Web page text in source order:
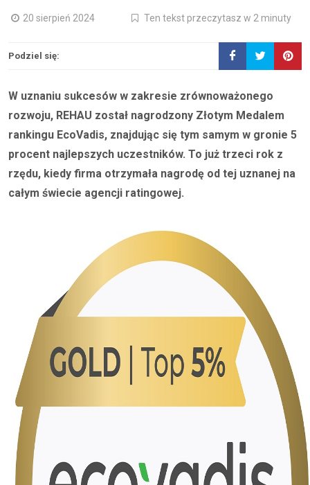
20 sierpień 2024 Ten tekst przeczytasz w 2 minuty
Podziel się:
W uznaniu sukcesów w zakresie zrównoważonego
rozwoju, REHAU został nagrodzony Złotym Medalem
rankingu EcoVadis, znajdując się tym samym w gronie 5
procent najlepszych uczestników. To już trzeci rok z
rzędu, kiedy firma otrzymała nagrodę od tej uznanej na
całym świecie agencji ratingowej.